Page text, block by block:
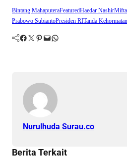
Bintang MahaputeraFeaturedHaedar Nashir
Prabowo SubiantoPresiden RITanda Kehormatan
Facebook Twitter Pinterest Mail WhatsApp
Nurulhuda Surau.co
Berita Terkait